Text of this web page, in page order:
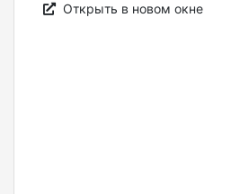
Открыть в новом окне